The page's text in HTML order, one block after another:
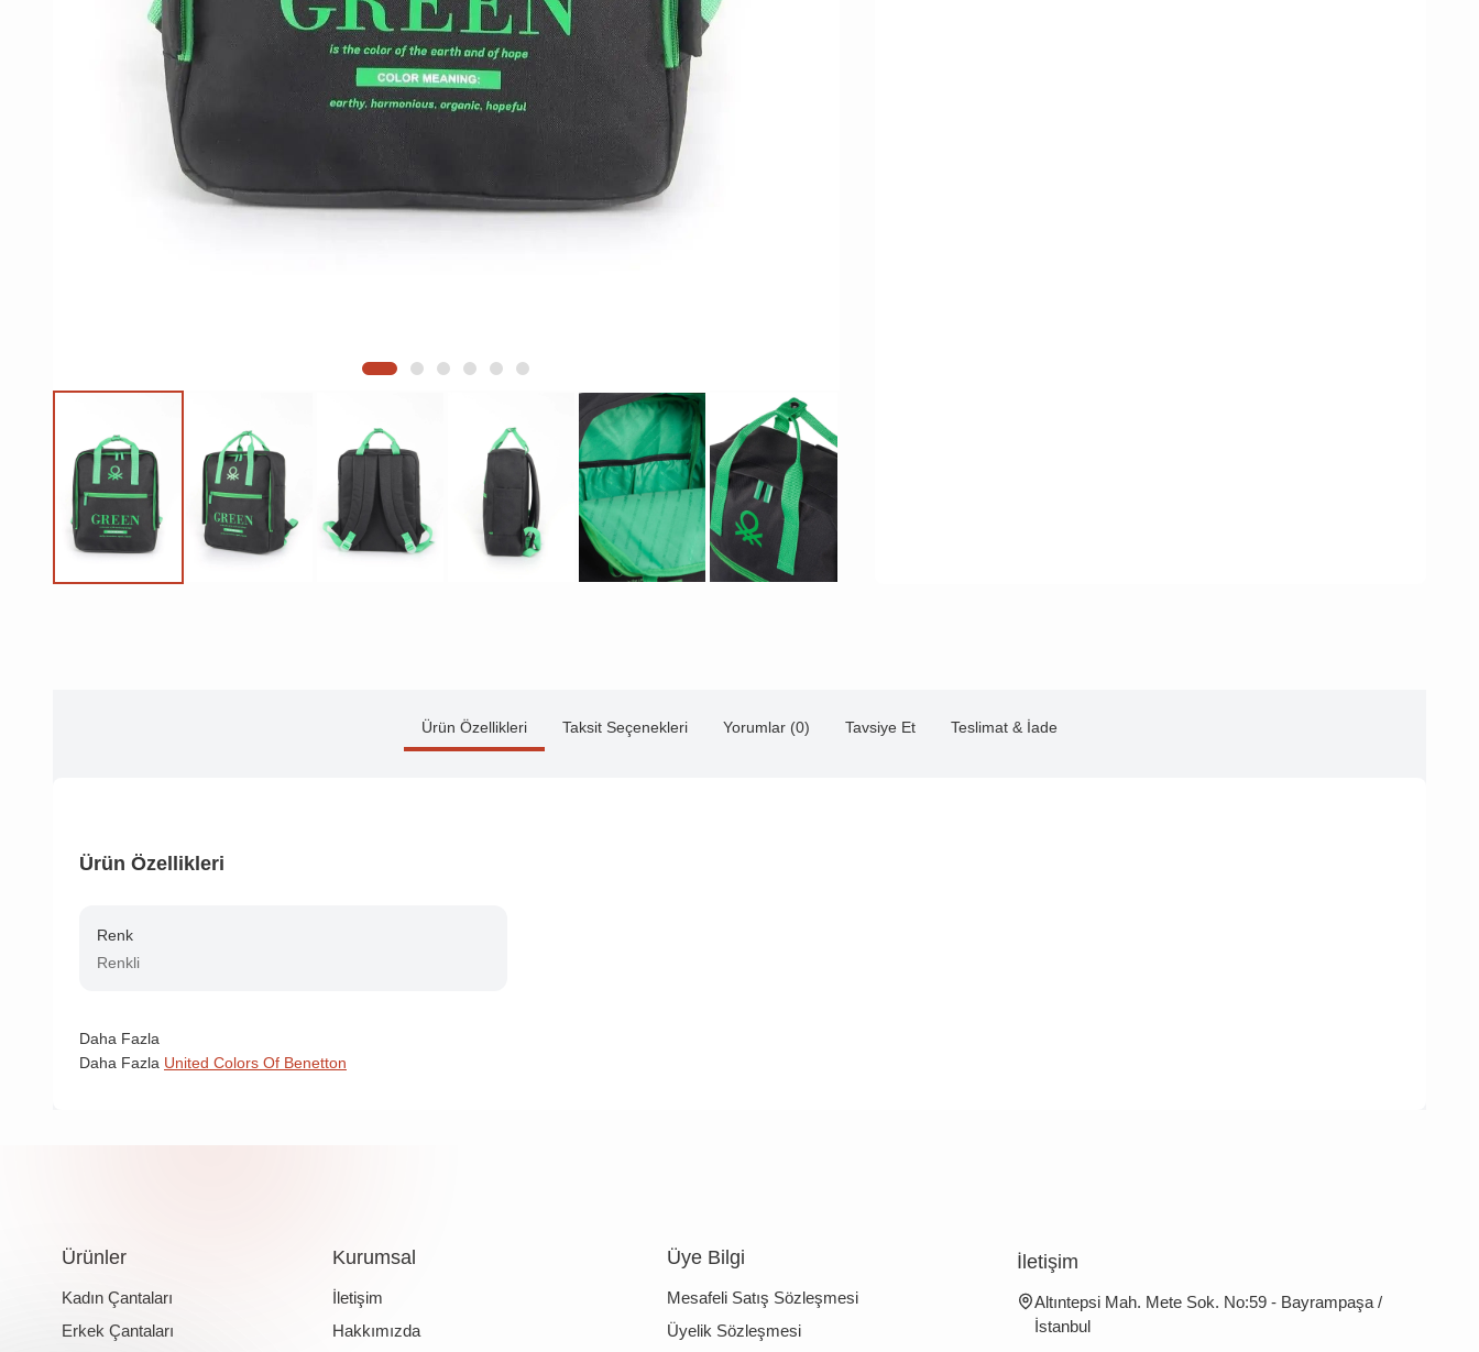
Ürün Özellikleri Taksit Seçenekleri Yorumlar (0) Tavsiye Et Teslimat & İade
Ürün Özellikleri
Renk
Renkli
Daha Fazla
Daha Fazla United Colors Of Benetton
Ürünler
Kadın Çantaları
Erkek Çantaları
Kurumsal
İletişim
Hakkımızda
Üye Bilgi
Mesafeli Satış Sözleşmesi
Üyelik Sözleşmesi
İletişim
Altıntepsi Mah. Mete Sok. No:59 - Bayrampaşa /
İstanbul